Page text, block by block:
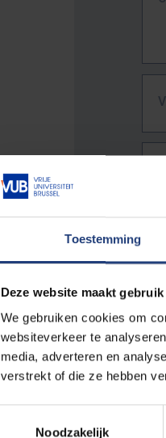
Toestemming
Deze website maakt
We gebruiken cookies om
websiteverkeer te
media, adverteren en
verstrekt of die ze hebben
Noodzakelijk
De
Bv.